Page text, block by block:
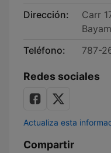
Dirección:
Carr
Teléfono:
787-
Redes sociales
Actualiza esta
Compartir